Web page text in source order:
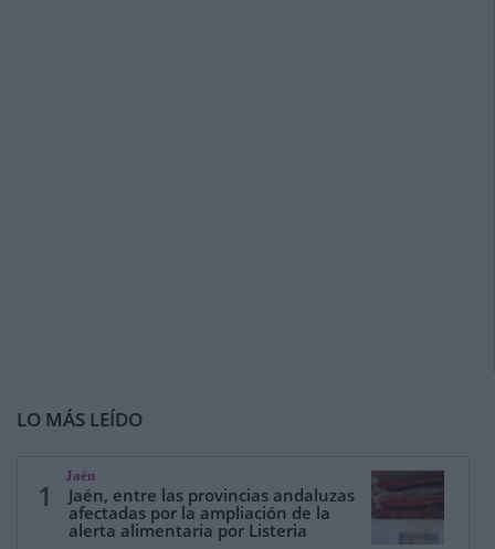
LO MÁS LEÍDO
1
Jaén
Jaén, entre las provincias andaluzas
afectadas por la ampliación de la
alerta alimentaria por Listeria